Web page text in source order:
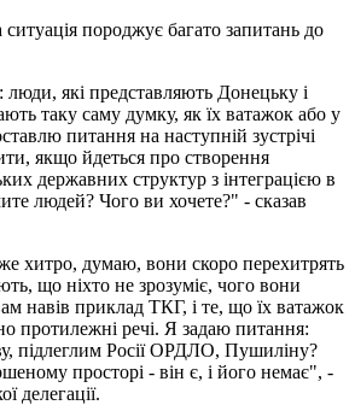
породжує багато запитань до
які представляють Донецьку і
таку саму думку, як їх ватажок або у
питання на наступній зустрічі
якщо йдеться про створення
державних структур з інтеграцією в
людей? Чого ви хочете?" - сказав
хитро, думаю, вони скоро перехитрять
що ніхто не зрозуміє, чого вони
навів приклад ТКГ, і те, що їх ватажок
протилежні речі. Я задаю питання:
підлеглим Росії ОРДЛО, Пушиліну?
просторі - він є, і його немає", -
делегації.